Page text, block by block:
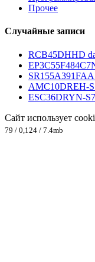
Прочее
Случайные записи
RCB45DHHD
SR155A391FAA
AMC10DREH-
ESC36DRYN-
Сайт использует
79 / 0,124 / 7.4mb